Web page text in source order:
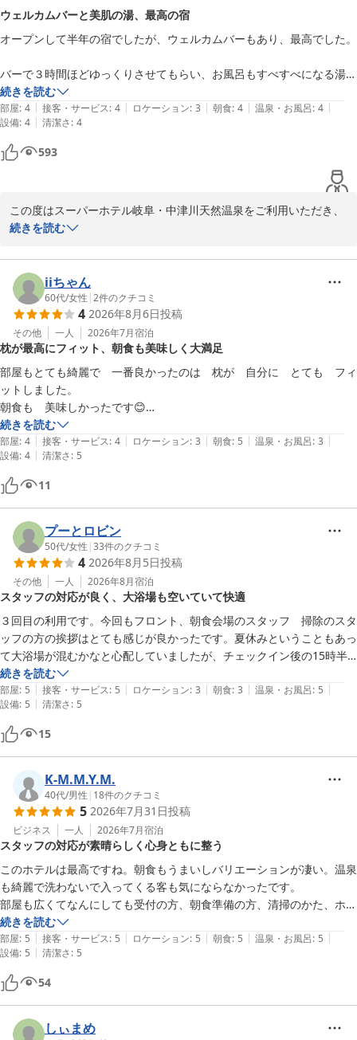
スーパーホテル岐阜・中津川天然温泉（２０２５年１２月１８日オ
ープン）
2026-06-04
また、チェックインもスムーズにご利用いただけたとのこと、安心
無料健康朝食につきましてもご満足いただけたようで嬉しく思いま
す。毎朝焼き上げる焼きたてパンは当ホテル自慢のメニューの一つ
であり、数種類のパンやこだわりのオリジナルカレー、健康を意識
したおかずをご用意しております。お客様の一日の活力となってお
りましたら幸いです。
そして、「また泊まりに来ます」とのお言葉をいただき、大変嬉し
く存じます。次回も変わらぬ快適さと心温まるおもてなしをご提供
できるよう努めてまいります。
す。
この度はご宿泊ならびに素敵なご投稿をありがとうございました。
スーパーホテル岐阜・中津川天然温泉　支配人
スーパーホテル岐阜・中津川天然温泉（２０２５年１２月１８日オ
ープン）
2026-06-04
ウェルカムバーと美肌の湯、最高の宿
オープンして半年の宿でしたが、ウェルカムバーもあり、最高でした。
バーで３時間ほどゆっくりさせてもらい、お風呂もすべすべになる湯で
良かったです。
また岐阜行ったら利用する予定です
続きを読む
部屋: 4 | 接客・サービス: 4 | ロケーション: 3 | 朝食: 4 | 温泉・お風呂: 4 |
設備: 4 | 清潔さ: 4
593
この度はスーパーホテル岐阜・中津川天然温泉をご利用いただき、
誠にありがとうございます。
ウェルカムバーにてゆっくりとお寛ぎいただき、楽しいひとときを
お過ごしいただけたとのこと、大変嬉しく拝読いたしました。「最
高でした」とのお言葉はスタッフにとって何よりの励みでございま
す。
また、天然温泉につきましても「すべすべになる湯」とご満足いた
だけたようで安心いたしました。旅のお疲れを癒すお手伝いができ
ておりましたら幸いでございます。
「また岐阜へ行ったら利用する予定」とのお言葉を胸に、今後もよ
り快適で心地よいご滞在をご提供できるよう努めてまいります。
またお会いできます日を、スタッフ一同心よりお待ちしておりま
す。
スーパーホテル岐阜・中津川天然温泉　支配人
スーパーホテル岐阜・中津川天然温泉（２０２５年１２月１８日オ
ープン）
2026-05-10
続きを読む
iiちゃん
60代/女性 |2件のクチコミ
4 2026年8月6日投稿
その他 一人 2026年7月宿泊
枕が最高にフィット、朝食も美味しく大満足
部屋もとても綺麗で　一番良かったのは　枕が　自分に　とても　フィ
ットしました。
朝食も　美味しかったです😊
混み具合を　テレビで確認出来たり　細かいところに　おもてなしの
精神を感じました。
又　機会があったら　是非　お世話になりたいです😊
続きを読む
部屋: 4 | 接客・サービス: 4 | ロケーション: 3 | 朝食: 5 | 温泉・お風呂: 3 |
設備: 4 | 清潔さ: 5
11
プーとロビン
50代/女性 |33件のクチコミ
4 2026年8月5日投稿
その他 一人 2026年8月宿泊
スタッフの対応が良く、大浴場も空いていて快適
３回目の利用です。今回もフロント、朝食会場のスタッフ　掃除のスタ
ッフの方の挨拶はとても感じが良かったです。夏休みということもあっ
て大浴場が混むかなと心配していましたが、チェックイン後の15時半
は貸し切り、0時は他に１人、7時も他に１人とゆっくり入浴出来まし
た。景色は周りは民家や畑なので特に眺めがいいというわけでもなく
朝食も自分の好みの問題で☆３つにさせていただきました。
今回は隣の部屋の物音が時々0時頃まで　カタカタ音がしたりして気に
なりましたが0時過ぎたら静かになったので良かったです。毎回このプ
ランで朝食後もゆっくり過ごすことが出来て嬉しいです。お部屋の水も
健康イオン水なので
クセがなく安心して飲めるのもポイント高いですね。また部屋に備え付
けの枕は自分には合わなくて　フロントで自分の好みの枕を選べるのも
嬉しいです。　自分自身のリフレッシュの為に　利用していますのでま
た利用させていただきますのでよろしくお願いいたします。
続きを読む
部屋: 5 | 接客・サービス: 5 | ロケーション: 3 | 朝食: 3 | 温泉・お風呂: 5 |
設備: 5 | 清潔さ: 5
15
K-M.M.Y.M.
40代/男性 | 18件のクチコミ
5 2026年7月31日投稿
ビジネス 一人 2026年7月宿泊
スタッフの対応が素晴らしく心身ともに整う
このホテルは最高ですね。朝食もうまいしバリエーションが凄い。温泉
も綺麗で洗わないで入ってくる客も気にならなかったです。
部屋も広くてなんにしても受付の方、朝食準備の方、清掃のかた、ホテ
ルに関わる全ての方達が満遍なく気が利く、声がけが素晴らしい。挨拶
は何度もしてくれて、この方たちがこのホテルの空気を作ってくれてい
るのだろうと思って感謝しかなかった。清掃の方については帰り際に帽
子を取って挨拶をしていただき、30年位ホテル生活を色んなところで
利用しているがこんな対応をしてくれたのは初めてでした。
ほかのスーパーホテルも利用したいが、ここをお勧めしたいしまた利用
したいです。身体がかなり整いました。ありがとうございました。
続きを読む
部屋: 5 | 接客・サービス: 5 | ロケーション: 5 | 朝食: 5 | 温泉・お風呂: 5 |
設備: 5 | 清潔さ: 5
54
しぃまめ